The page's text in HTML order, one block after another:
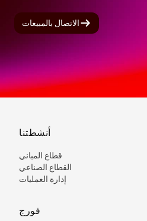
الاتصال بالمبيعات
أنشطتنا
قطاع المباني
القطاع الصناعي
إدارة العمليات
فورج